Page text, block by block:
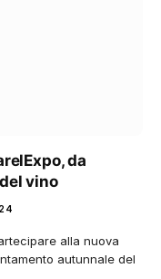
da
vino
alla nuova
autunnale del